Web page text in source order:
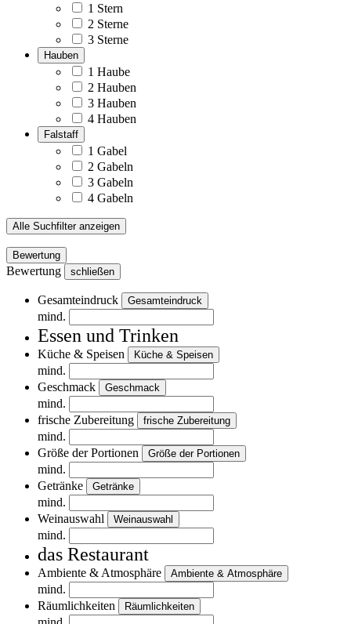
1 Stern
2 Sterne
3 Sterne
Hauben
1 Haube
2 Hauben
3 Hauben
4 Hauben
Falstaff
1 Gabel
2 Gabeln
3 Gabeln
4 Gabeln
Alle Suchfilter anzeigen
Bewertung
Bewertung schließen
Gesamteindruck Gesamteindruck
mind.
Essen und Trinken
Küche & Speisen Küche & Speisen
mind.
Geschmack
Geschmack
mind.
frische Zubereitung
frische Zubereitung
mind.
Größe der Portionen
Größe der Portionen
mind.
Getränke
Getränke
mind.
Weinauswahl
Weinauswahl
mind.
das Restaurant
Ambiente & Atmosphäre Ambiente & Atmosphäre
mind.
Räumlichkeiten
Räumlichkeiten